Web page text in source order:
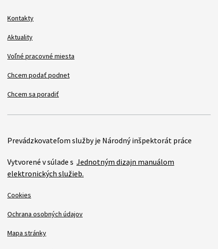
Kontakty
Aktuality
Voľné pracovné miesta
Chcem podať podnet
Chcem sa poradiť
Prevádzkovateľom služby je Národný inšpektorát práce
Vytvorené v súlade s Jednotným dizajn manuálom
elektronických služieb.
Cookies
Ochrana osobných údajov
Mapa stránky